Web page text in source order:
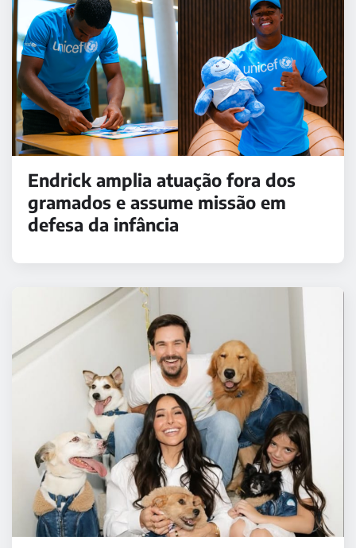
Endrick amplia atuação fora dos
gramados e assume missão em
defesa da infância